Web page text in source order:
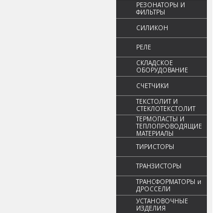
РЕЗОНАТОРЫ И
ФИЛЬТРЫ
СИЛИКОН
РЕЛЕ
СКЛАДСКОЕ
ОБОРУДОВАНИЕ
СЧЕТЧИКИ
ТЕКСТОЛИТ И
СТЕКЛОТЕКСТОЛИТ
ТЕРМОПАСТЫ И
ТЕПЛОПРОВОДЯЩИЕ
МАТЕРИАЛЫ
ТИРИСТОРЫ
ТРАНЗИСТОРЫ
ТРАНСФОРМАТОРЫ и
ДРОССЕЛИ
УСТАНОВОЧНЫЕ
ИЗДЕЛИЯ